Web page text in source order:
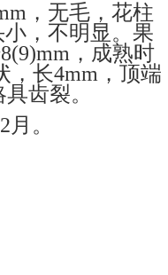
，无毛，花柱
，不明显。果
，成熟时
，长4mm ，顶端
齿裂。
月。